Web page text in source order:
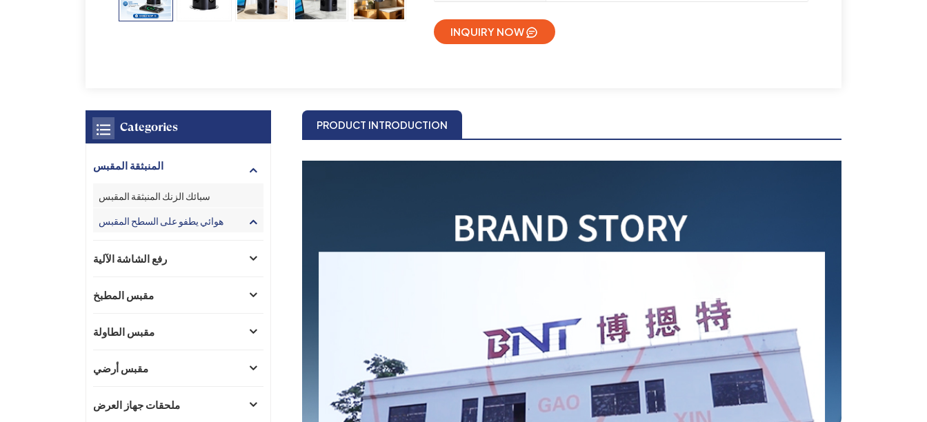
INQUIRY NOW
PRODUCT INTRODUCTION
Categories
المنبثقة المقبس
سبائك الزنك المنبثقة المقبس
هوائي يطفو على السطح المقبس
رفع الشاشة الآلية
مقبس المطبخ
مقبس الطاولة
مقبس أرضي
ملحقات جهاز العرض